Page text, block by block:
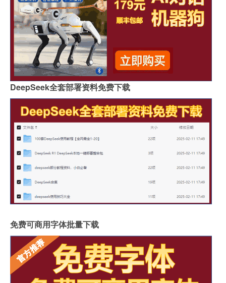
DeepSeek全套部署资料免费下载
免费可商用字体批量下载